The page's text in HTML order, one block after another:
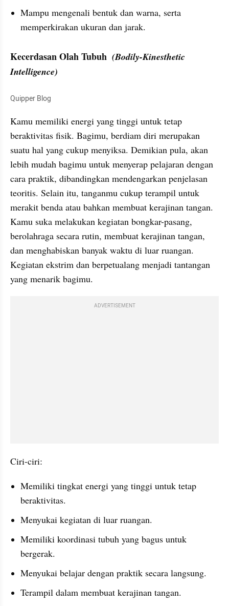
Mampu mengenali bentuk dan warna, serta
memperkirakan ukuran dan jarak.
Kecerdasan Olah Tubuh (Bodily-Kinesthetic
Intelligence)
Quipper Blog
Kamu memiliki energi yang tinggi untuk tetap
beraktivitas fisik. Bagimu, berdiam diri merupakan
suatu hal yang cukup menyiksa. Demikian pula, akan
lebih mudah bagimu untuk menyerap pelajaran dengan
cara praktik, dibandingkan mendengarkan penjelasan
teoritis. Selain itu, tanganmu cukup terampil untuk
merakit benda atau bahkan membuat kerajinan tangan.
Kamu suka melakukan kegiatan bongkar-pasang,
berolahraga secara rutin, membuat kerajinan tangan,
dan menghabiskan banyak waktu di luar ruangan.
Kegiatan ekstrim dan berpetualang menjadi tantangan
yang menarik bagimu.
ADVERTISEMENT
Ciri-ciri:
Memiliki tingkat energi yang tinggi untuk tetap
beraktivitas.
Menyukai kegiatan di luar ruangan.
Memiliki koordinasi tubuh yang bagus untuk
bergerak.
Menyukai belajar dengan praktik secara langsung.
Terampil dalam membuat kerajinan tangan.